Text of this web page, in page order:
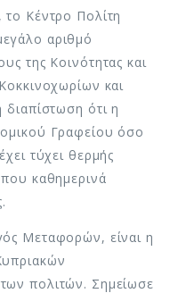
Κέντρο Πολίτη
αριθμό
της Κοινότητας και
και
διαπίστωση ότι η
Γραφείου όσο
τύχει θερμής
καθημερινά
Μεταφορών, είναι η
πολιτών. Σημείωσε